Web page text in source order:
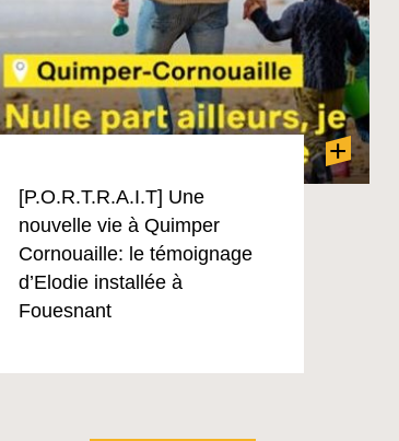
+
[P.O.R.T.R.A.I.T] Une
nouvelle vie à Quimper
Cornouaille: le témoignage
d’Elodie installée à
Fouesnant